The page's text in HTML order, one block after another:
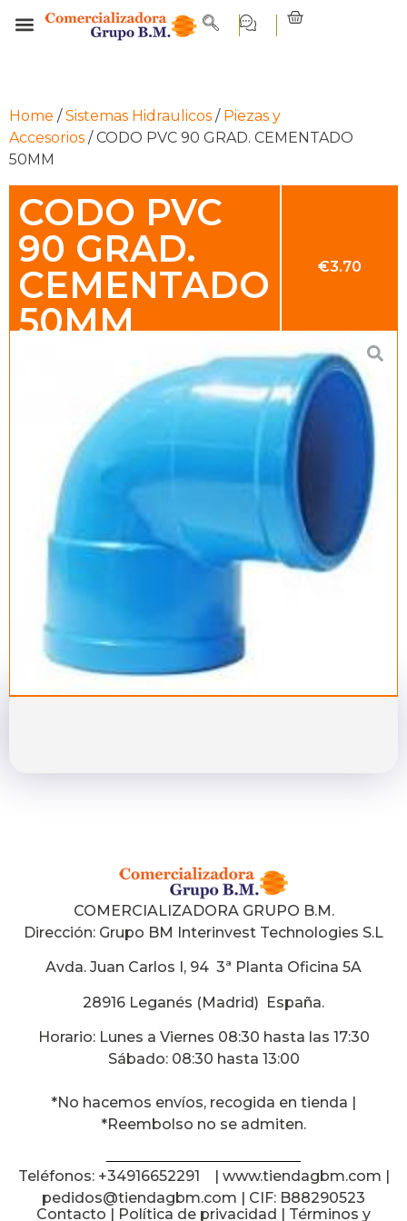
Home /Sistemas Hidraulicos / Piezas y
Accesorios / CODO PVC 90 GRAD. CEMENTADO
50MM
CODO PVC
90 GRAD.
CEMENTADO
50MM
€3.70
Precio 3.70
25 in stock
COMERCIALIZADORA GRUPO B.M.
Dirección: Grupo BM Interinvest Technologies S.L
Avda. Juan Carlos I, 94 3ª Planta Oficina 5A
28916 Leganés (Madrid) España.
Horario: Lunes a Viernes 08:30 hasta las 17:30
Sábado: 08:30 hasta 13:00
*No hacemos envíos, recogida en tienda |
*Reembolso no se admiten.
Teléfonos: +34916652291 | www.tiendagbm.com |
pedidos@tiendagbm.com | CIF: B88290523
Contacto
Política de privacidad Términos y